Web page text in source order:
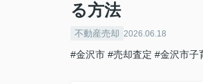
る方法
不動産売却 2026.06.18
#金沢市 #売却査定 #金沢市子